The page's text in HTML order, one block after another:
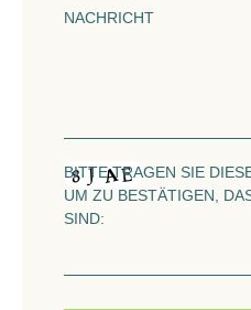
NACHRICHT
BITTE TRAGEN SIE
UM ZU BESTÄTIGEN,
SIND: